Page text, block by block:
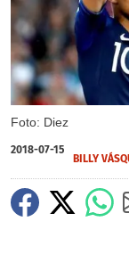
Foto: Diez
2018-07-15
BILLY